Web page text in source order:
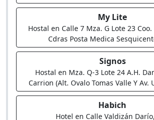
My Lite
Hostal en Calle 7 Mza. G Lote 23
Cdras Posta Medica
Signos
Hostal en Mza. Q-3 Lote 24 A.H.
Carrion (Alt. Ovalo Tomas Valle Y Av.
Habich
Hotel en Calle Valdizán